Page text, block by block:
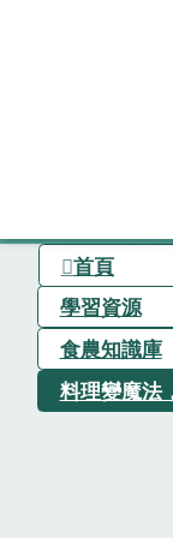
首頁
學習資源
食農知識庫
料理變魔法